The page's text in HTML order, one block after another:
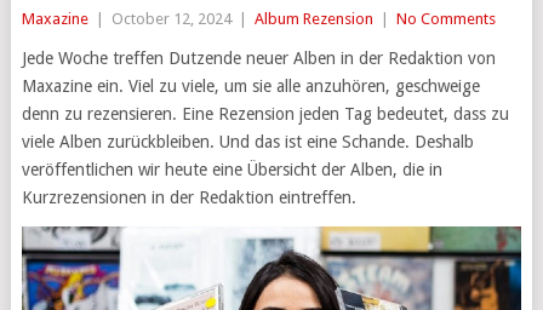
Maxazine October 12, 2024 Album Rezension No Comments
Jede Woche treffen Dutzende neuer Alben in der Redaktion von
Maxazine ein. Viel zu viele, um sie alle anzuhören, geschweige
denn zu rezensieren. Eine Rezension jeden Tag bedeutet, dass zu
viele Alben zurückbleiben. Und das ist eine Schande. Deshalb
veröffentlichen wir heute eine Übersicht der Alben, die in
Kurzrezensionen in der Redaktion eintreffen.